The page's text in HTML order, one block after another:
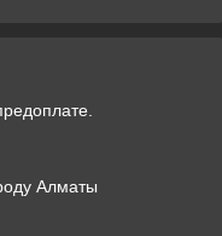
Алматы